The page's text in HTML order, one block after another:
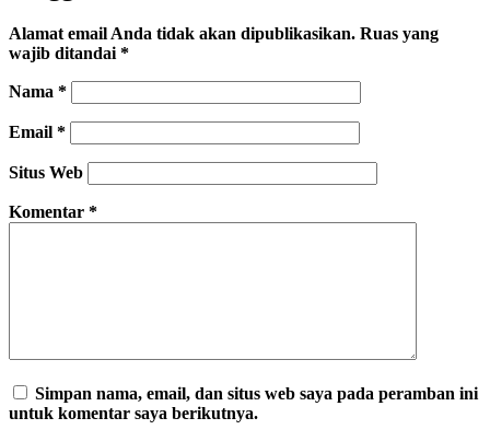
Alamat email Anda tidak akan dipublikasikan. Ruas yang
wajib ditandai *
Nama *
Email *
Situs Web
Komentar *
Simpan nama, email, dan situs web saya pada peramban ini
untuk komentar saya berikutnya.